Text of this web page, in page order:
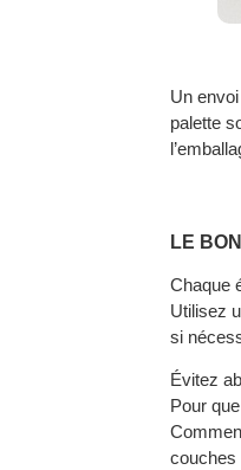
Un
palette
LE
Chaque
Utilisez
si
Évitez
Pour
couches